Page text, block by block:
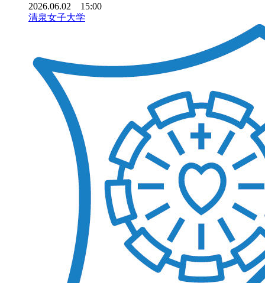
2026.06.02 15:00
清泉女子大学